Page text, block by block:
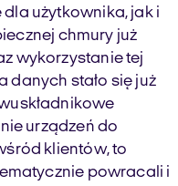
użytkownika, jak i
chmury już
wykorzystanie tej
stało się już
urządzeń do
klientów, to
powracali i